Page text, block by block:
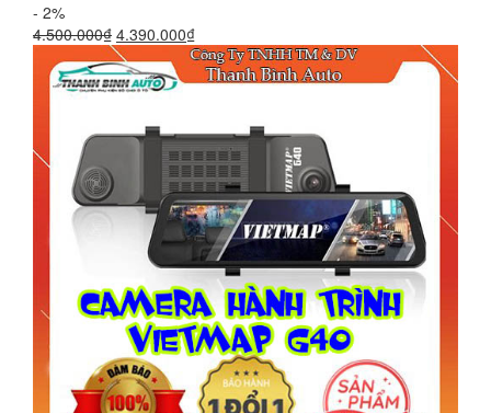
- 2%
4.500.000₫ Giá
gốc
là:
4.500.000₫.
4.390.000₫Giá
hiện
tại
4.390.000₫.